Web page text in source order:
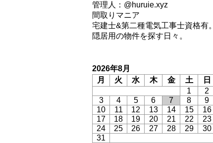
管理人：@huruie.xyz
間取りマニア
宅建士&第二種電気工事士資格有。
隠居用の物件を探す日々。
2026年8月
月
火 水 木 金 土
日
1
2
3
4 5 6 7 8
9
10
11 12 13 14 15
16
17
18 19 20 21 22
23
24
25 26 27 28 29
30
31